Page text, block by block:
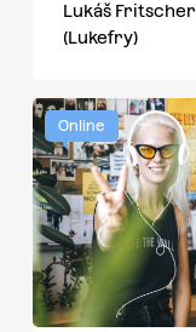
Lukáš Fritscher
(Lukefry)
Online